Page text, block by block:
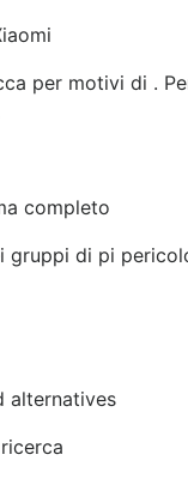
per motivi di .
completo
gruppi di pi
alternatives